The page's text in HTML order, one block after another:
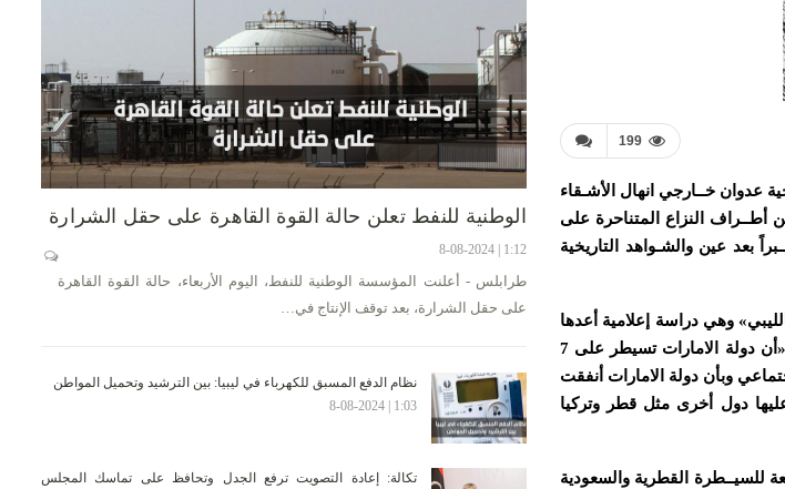
199
عدوان خــارجي انهال الأشـقاء
أطــراف النزاع المتناحرة على
بعد عين والشـواهد التاريخية
خبراً عنــونته بـ «الامارات تسيطر على 70% من الإعلام الليبي» وهي دراسة إعلامية أعدها
إعلاميون ليبيون -بحسب ما تم تداوله- حول سيطرة دولة الإمارات على الاعلام الليبي وجاء فيها: «أن دولة الامارات تسيطر على 7
4 صفحات في مواقع التواصل الاجتماعي وبأن دولة الامارات أنفقت
عليها دول أخرى مثل قطر وتركيا
للسيــطرة القطرية والسعودية
الوطنية للنفط تعلن حالة القوة القاهرة على حقل الشرارة
1:12 | 8-08-2024
طرابلس - أعلنت المؤسسة الوطنية للنفط، اليوم الأربعاء، حالة القوة القاهرة
على حقل الشرارة، بعد توقف الإنتاج في…
نظام الدفع المسبق للكهرباء في ليبيا: بين الترشيد وتحميل المواطن
1:03 | 8-08-2024
تكالة: إعادة التصويت ترفع الجدل وتحافظ على تماسك المجلس